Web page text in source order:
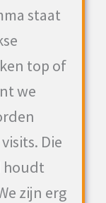
staat
top of
we
Die
houdt
zijn erg